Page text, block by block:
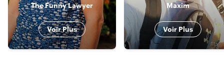
The Funny Lawyer
Voir Plus
Maxim
Voir Plus